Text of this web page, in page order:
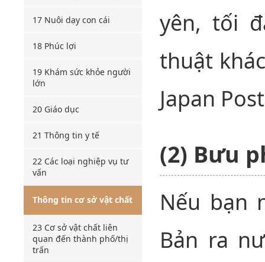
17 Nuôi dạy con cái
18 Phúc lợi
19 Khám sức khỏe người
lớn
20 Giáo dục
21 Thông tin y tế
22 Các loại nghiệp vụ tư
vấn
Thông tin cơ sở vật chất
23 Cơ sở vật chất liên
quan đến thành phố/thị
trấn
yên, tối
thuật
Japan
(2) Bưu
Nếu bạn
Bản ra